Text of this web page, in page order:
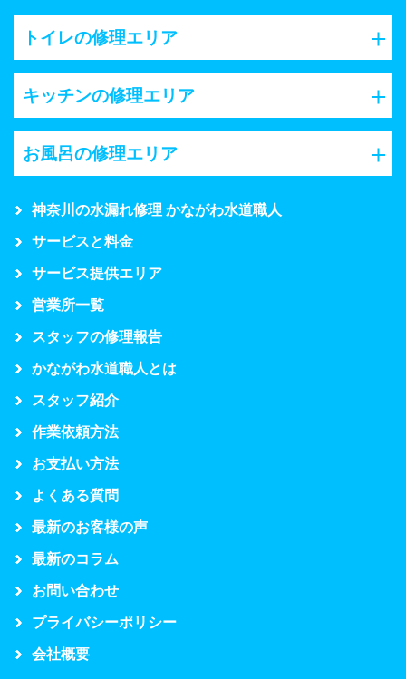
トイレの修理エリア
キッチンの修理エリア
お風呂の修理エリア
神奈川の水漏れ修理 かながわ水道職人
サービスと料金
サービス提供エリア
営業所一覧
スタッフの修理報告
かながわ水道職人とは
スタッフ紹介
作業依頼方法
お支払い方法
よくある質問
最新のお客様の声
最新のコラム
お問い合わせ
プライバシーポリシー
会社概要